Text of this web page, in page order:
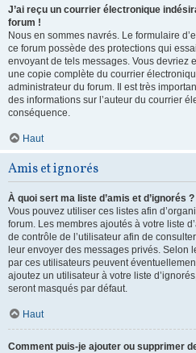
J’ai reçu un courrier électronique
forum !
Nous en sommes navrés. Le formulaire
ce forum possède des protections qui
envoyant de tels messages. Vous devriez
une copie complète du courrier
administrateur du forum. Il est très
des informations sur l’auteur du courrier
conséquence.
Haut
Amis et ignorés
À quoi sert ma liste d’amis et d’ignorés ?
Vous pouvez utiliser ces listes afin
forum. Les membres ajoutés à votre liste
de contrôle de l’utilisateur afin de
leur envoyer des messages privés. Selon
par ces utilisateurs peuvent
ajoutez un utilisateur à votre liste
seront masqués par défaut.
Haut
Comment puis-je ajouter ou supprimer